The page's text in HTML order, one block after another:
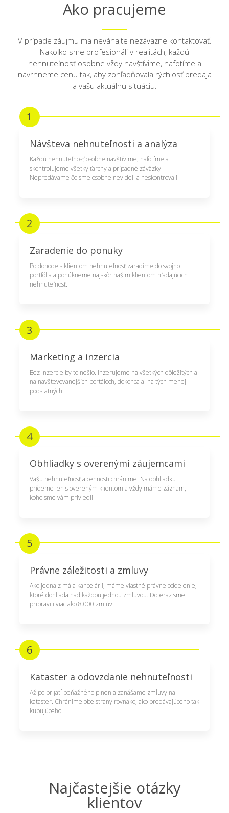
Ako pracujeme
V prípade záujmu ma neváhajte nezáväzne kontaktovať.
Nakoľko sme profesionáli v realitách, každú
nehnuteľnosť osobne vždy navštívime, nafotíme a
navrhneme cenu tak, aby zohľadňovala rýchlosť predaja
a vašu aktuálnu situáciu.
1
Návšteva nehnuteľnosti a analýza
Každú nehnuteľnosť osobne navštívime, nafotíme a
skontrolujeme všetky ťarchy a prípadné záväzky.
Nepredávame čo sme osobne nevideli a neskontrovali.
2
Zaradenie do ponuky
Po dohode s klientom nehnuteľnosť zaradíme do svojho
portfólia a ponúkneme najskôr našim klientom hľadajúcich
nehnuteľnosť.
3
Marketing a inzercia
Bez inzercie by to nešlo. Inzerujeme na všetkých dôležitých a
najnavštevovanejších portáloch, dokonca aj na tých menej
podstatných.
4
Obhliadky s overenými záujemcami
Vašu nehnuteľnosť a cennosti chránime. Na obhliadku
prídeme len s overeným klientom a vždy máme záznam,
koho sme vám priviedli.
5
Právne záležitosti a zmluvy
Ako jedna z mála kancelárii, máme vlastné právne oddelenie,
ktoré dohliada nad každou jednou zmluvou. Doteraz sme
pripravili viac ako 8.000 zmlúv.
6
Kataster a odovzdanie nehnuteľnosti
Až po prijatí peňažného plnenia zanášame zmluvy na
kataster. Chránime obe strany rovnako, ako predávajúceho tak
kupujúceho.
Najčastejšie otázky
klientov